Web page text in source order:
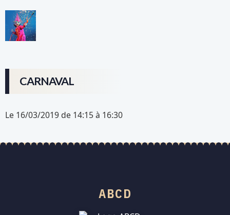
CARNAVAL
Le 16/03/2019de 14:15 à 16:30
ABCD